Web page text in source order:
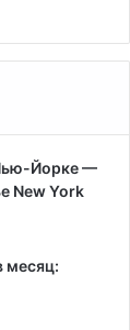
Йорке —
New York
месяц: